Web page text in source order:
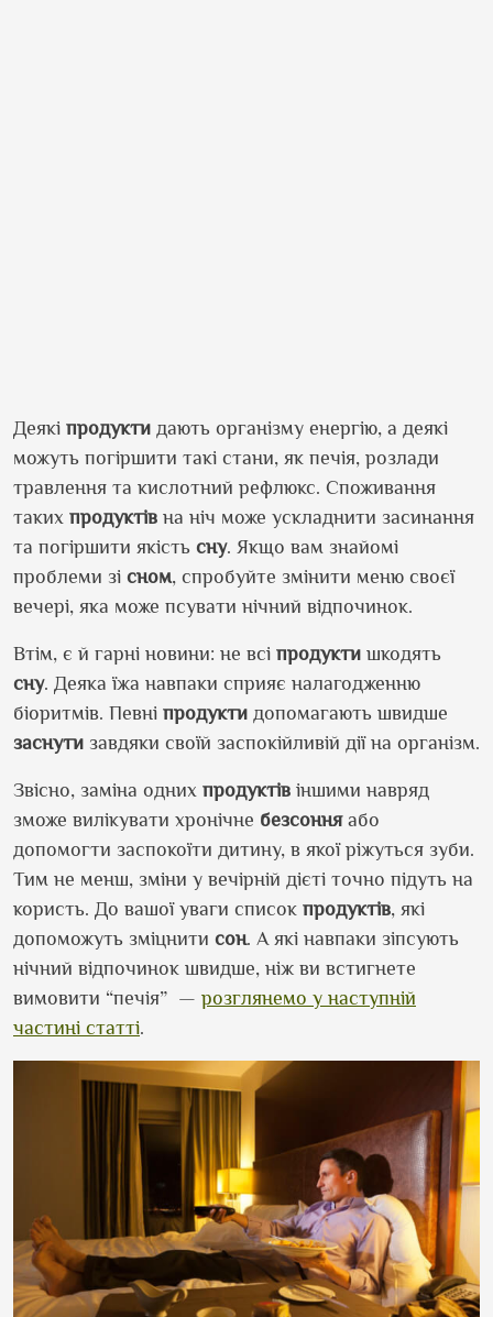
Деякі продукти дають організму енергію, а деякі
можуть погіршити такі стани, як печія, розлади
травлення та кислотний рефлюкс. Споживання
таких продуктів на ніч може ускладнити засинання
та погіршити якість сну. Якщо вам знайомі
проблеми зі сном, спробуйте змінити меню своєї
вечері, яка може псувати нічний відпочинок.
Втім, є й гарні новини: не всі продукти шкодять
сну. Деяка їжа навпаки сприяє налагодженню
біоритмів. Певні продукти допомагають швидше
заснути завдяки своїй заспокійливій дії на організм.
Звісно, заміна одних продуктів іншими навряд
зможе вилікувати хронічне безсонняабо
допомогти заспокоїти дитину, в якої ріжуться зуби.
Тим не менш, зміни у вечірній дієті точно підуть на
користь. До вашої уваги список продуктів, які
допоможуть зміцнити сон. А які навпаки зіпсують
нічний відпочинок швидше, ніж ви встигнете
вимовити “печія” — розглянемо у наступній
частині статті.